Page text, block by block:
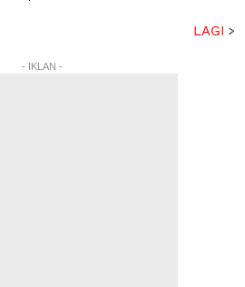
LAGI
- IKLAN -